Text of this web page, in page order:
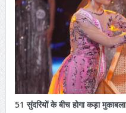
51 सुंदरियों के बीच होगा कड़ा मुकाबला